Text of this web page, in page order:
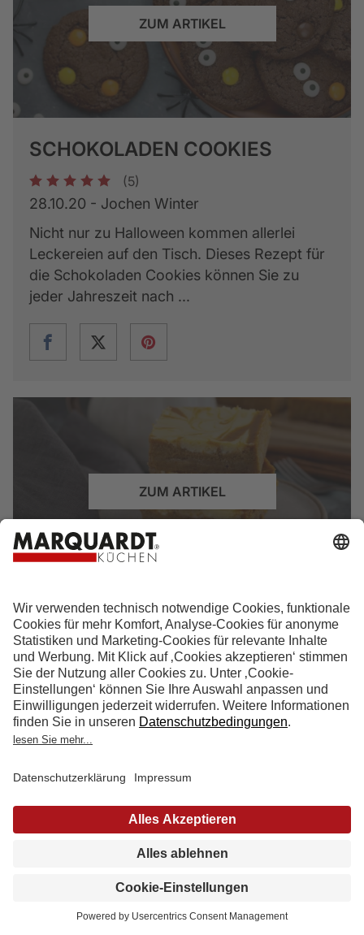
vereinbaren
anfordern
finden
ZUM ARTIKEL
SCHOKOLADEN COOKIES
1 2 3 4 5 (5)
28.10.20 - Jochen Winter
Nicht nur zu Halloween kommen allerlei
Leckereien auf den Tisch. Dieses Rezept für
die Schokoladen Cookies können Sie zu
jeder Jahreszeit nach ...
ZUM ARTIKEL
PUMPKIN CHEESECAKE SWIRL
1 2 3 4 5 (3)
29.09.20 - Jochen Winter
Kürbis ist ein echter Allrounder, der sich nicht
nur für herzhafte Gerichte eignet, sondern
auch wunderbar in Desserts, Heißgetränke